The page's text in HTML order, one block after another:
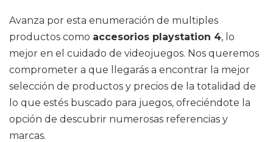
Avanza por esta enumeración de multiples
productos como accesorios playstation 4, lo
mejor en el cuidado de videojuegos. Nos queremos
comprometer a que llegarás a encontrar la mejor
selección de productos y precios de la totalidad de
lo que estés buscado para juegos, ofreciéndote la
opción de descubrir numerosas referencias y
marcas.